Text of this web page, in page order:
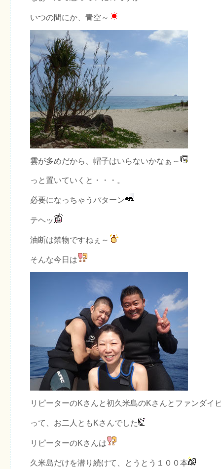
いつの間にか、青空～
雲が多めだから、帽子はいらないかなぁ～
っと置いていくと・・・。
必要になっちゃうパターン
テヘッ
油断は禁物ですねぇ～
そんな今日は
リピーターのKさんと初久米島のKさんとファンダイ
って、お二人ともKさんでした
リピーターのKさんは
久米島だけを潜り続けて、とうとう１００本